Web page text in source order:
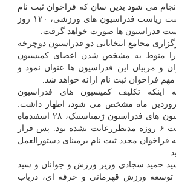
می شود بدین سان که فراخوان ثبت نام
از کاندیداهای احراز پست ریاست فدراسیون های ورزشی، ۱۲۰ روز
فدراسیون ها صورت خواهد گرفت.
مجامع انتخاباتی دو فدراسیون دوچرخه
را منوط به مشخص شدن اعضای کمیسیون
و مربیان این فدراسیون ها عنوان نمود و
فراخوان ثبت نام ارائه خواهد شد.
اینکه تکلیف کمیسیون های فدراسیون
فروردین ماه مشخص می شود، اظهار داشت:
تاریخ ثبت نام از کمیسیون های فدراسیون ژیمناستیک، ۲۸ اسفندماه
اعلام شده بود و فرصت ۶ روزه مدنظررعایت نشده بود. پس قرار
مجدد ثبت نام برمبنای دستورالعمل
حمید سجادی وزیر ورزش و جوانان و سید
توسعه ورزش قهرمانی و حرفه ای، درباب